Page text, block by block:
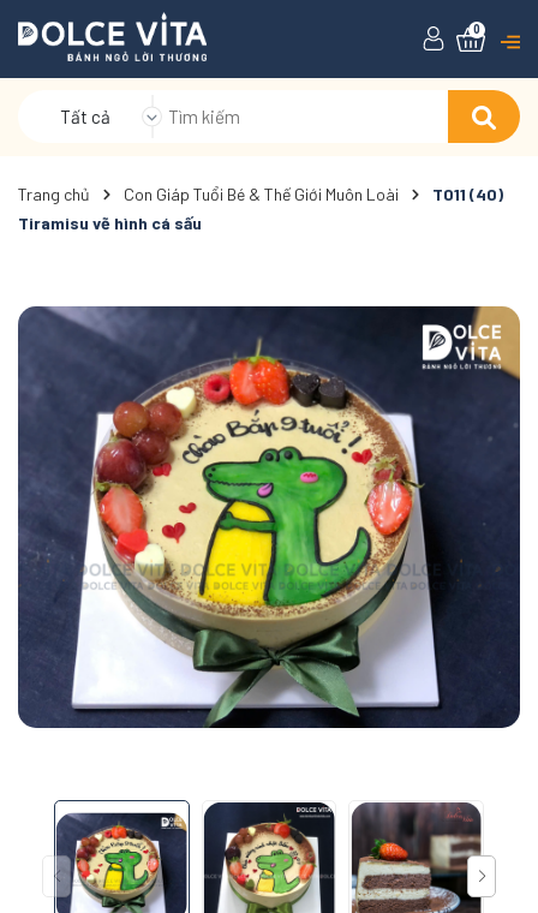
Tất cả
0
Trang chủ Con Giáp Tuổi Bé & Thế Giới Muôn Loài
T011 (40)
Tiramisu vẽ hình cá sấu